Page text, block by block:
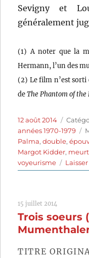
Sevigny et
généralement
(1) A noter que la
Hermann, l’un des
(2) Le film n’est sorti
deThe Phantom of the
Publié
le
12 août 2014
années 1970-1979
Palma,double,
Margot Kidder,
voyeurisme
15 juillet 2014
Trois soeurs
TITRE